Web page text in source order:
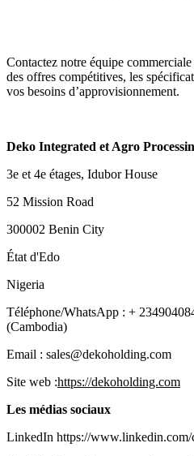
Contactez notre équipe
des offres compétitives, les
vos besoins d’approvisionnement.
Deko Integrated et Agro
3e et 4e étages, Idubor House
52 Mission Road
300002 Benin City
État d'Edo
Nigeria
Téléphone/WhatsApp : +
(Cambodia)
Email : sales@dekoholding.com
Site web :https://dekoholding.com
Les médias sociaux
LinkedIn https://www.linkedin.com/